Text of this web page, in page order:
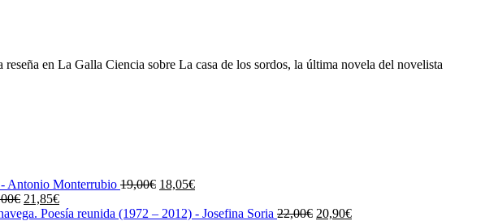
en La Galla Ciencia sobre La casa de los sordos, la última novela del novelista
Antonio Monterrubio 19,00€ El
original
18,05€El
actual
€ El
precio
21,85€El
precio
Poesía reunida (1972 – 2012) - Josefina Soria 22,00€ El
20,90€El